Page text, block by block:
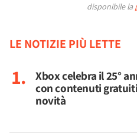
disponibile la
LE NOTIZIE PIÙ LETTE
Xbox celebra il 25°
con contenuti
novità